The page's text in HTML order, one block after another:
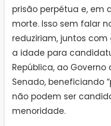
prisão perpétua e, em
morte. Isso sem falar
reduziriam, juntos
a idade para
República, ao Governo
Senado, beneficiando
não podem ser
menoridade.